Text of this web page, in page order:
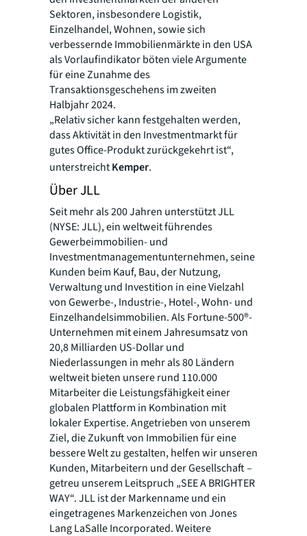
Sektoren, insbesondere Logistik,
Einzelhandel, Wohnen, sowie sich
verbessernde Immobilienmärkte in den USA
als Vorlaufindikator böten viele Argumente
für eine Zunahme des
Transaktionsgeschehens im zweiten
Halbjahr 2024.
„Relativ sicher kann festgehalten werden,
dass Aktivität in den Investmentmarkt für
gutes Office-Produkt zurückgekehrt ist“,
unterstreichtKemper.
Über JLL
Seit mehr als 200 Jahren unterstützt JLL
(NYSE: JLL), ein weltweit führendes
Gewerbeimmobilien- und
Investmentmanagementunternehmen, seine
Kunden beim Kauf, Bau, der Nutzung,
Verwaltung und Investition in eine Vielzahl
von Gewerbe-, Industrie-, Hotel-, Wohn- und
Einzelhandelsimmobilien. Als Fortune-500®-
Unternehmen mit einem Jahresumsatz von
20,8 Milliarden US-Dollar und
Niederlassungen in mehr als 80 Ländern
weltweit bieten unsere rund 110.000
Mitarbeiter die Leistungsfähigkeit einer
globalen Plattform in Kombination mit
lokaler Expertise. Angetrieben von unserem
Ziel, die Zukunft von Immobilien für eine
bessere Welt zu gestalten, helfen wir unseren
Kunden, Mitarbeitern und der Gesellschaft –
getreu unserem Leitspruch „SEE A BRIGHTER
WAY“. JLL ist der Markenname und ein
eingetragenes Markenzeichen von Jones
Lang LaSalle Incorporated. Weitere